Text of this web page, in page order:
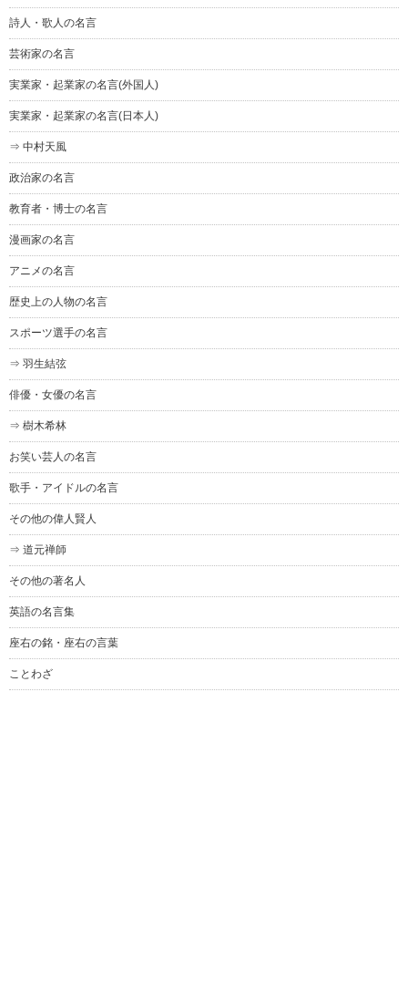
詩人・歌人の名言
芸術家の名言
実業家・起業家の名言(外国人)
実業家・起業家の名言(日本人)
⇒ 中村天風
政治家の名言
教育者・博士の名言
漫画家の名言
アニメの名言
歴史上の人物の名言
スポーツ選手の名言
⇒ 羽生結弦
俳優・女優の名言
⇒ 樹木希林
お笑い芸人の名言
歌手・アイドルの名言
その他の偉人賢人
⇒ 道元禅師
その他の著名人
英語の名言集
座右の銘・座右の言葉
ことわざ